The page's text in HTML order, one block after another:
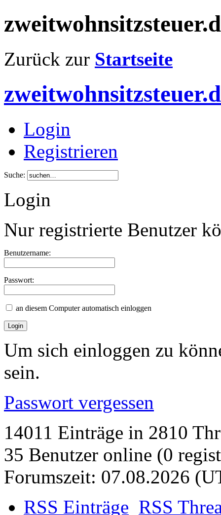
Zurück zur Startseite
Login
Registrieren
Suche:
Login
Nur registrierte Benutzer
Benutzername:
Passwort:
an diesem Computer automatisch einloggen
Um sich einloggen zu
sein.
Passwort vergessen
14011 Einträge in 2810
35 Benutzer online (0
Forumszeit: 07.08.2026
RSS Einträge RSS